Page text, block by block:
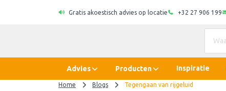
Gratis akoestisch advies op locatie +32 27 906 199
Advies Producten Inspiratie
Home Blogs Tegengaan van rijgeluid